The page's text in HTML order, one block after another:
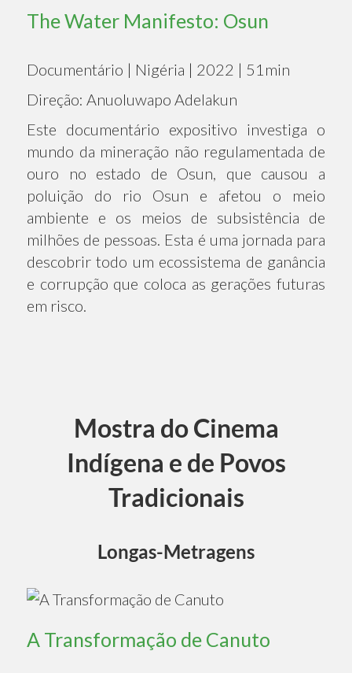
The Water Manifesto: Osun
Documentário | Nigéria | 2022 | 51min
Direção: Anuoluwapo Adelakun
Este documentário expositivo investiga o
mundo da mineração não regulamentada de
ouro no estado de Osun, que causou a
poluição do rio Osun e afetou o meio
ambiente e os meios de subsistência de
milhões de pessoas. Esta é uma jornada para
descobrir todo um ecossistema de ganância
e corrupção que coloca as gerações futuras
em risco.
Mostra do Cinema
Indígena e de Povos
Tradicionais
Longas-Metragens
A Transformação de Canuto